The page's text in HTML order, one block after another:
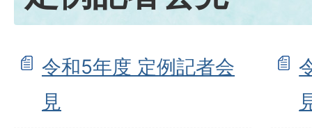
令和5年度 定例記者会
見